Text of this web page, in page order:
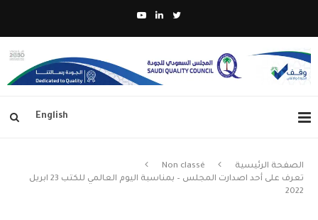
English
الصفحة الرئيسية
Non classé
تعرف على أحد اصدارت المجلس – بمناسبة اليوم العالمي للكتب 23 ابريل
2022